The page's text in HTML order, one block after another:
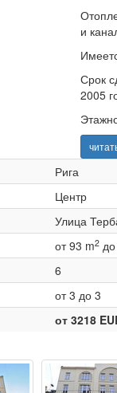
и
Срок
2005
Рига
Центр
Улица
от 93 m2
6
от 3 до 3
от 3218